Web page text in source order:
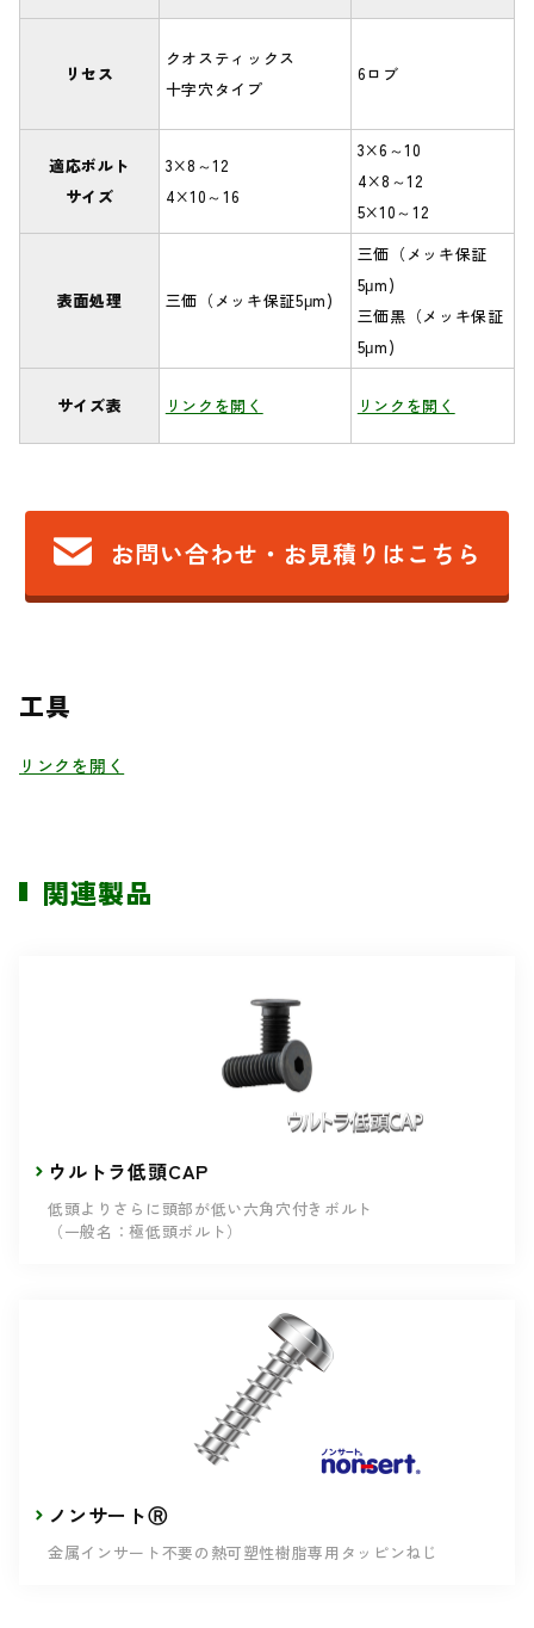
リセス
クオスティックス
十字穴タイプ
6ロブ
適応ボルト
サイズ
3×8～12
4×10～16
3×6～10
4×8～12
5×10～12
表面処理 三価（メッキ保証5μm)
三価（メッキ保証
5μm)
三価黒（メッキ保証
5μm)
サイズ表 リンクを開く リンクを開く
お問い合わせ・お見積りはこちら
工具
リンクを開く
関連製品
ウルトラ低頭CAP
低頭よりさらに頭部が低い六角穴付きボルト
（一般名：極低頭ボルト）
ノンサートⓇ
金属インサート不要の熱可塑性樹脂専用タッピンねじ